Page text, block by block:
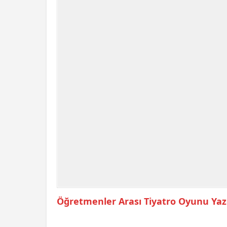
Öğretmenler Arası Tiyatro Oyunu